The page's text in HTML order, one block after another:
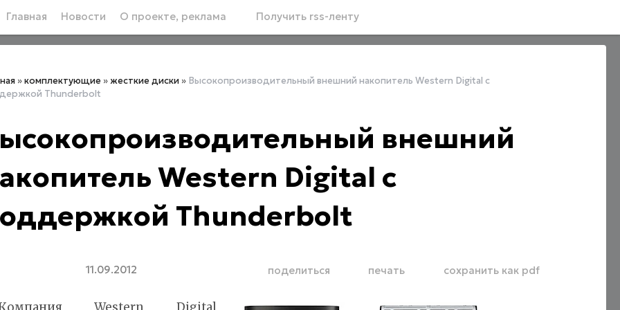
Главная Новости О проекте, реклама Получить rss-ленту
»комплектующие »жесткие диски » Высокопроизводительный внешний накопитель Western Digital с
Thunderbolt
внешний
Western Digital с
Thunderbolt
11.09.2012 поделиться печать сохранить как pdf